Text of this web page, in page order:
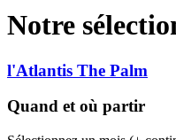
Notre
l'Atlantis The Palm
Quand et où partir